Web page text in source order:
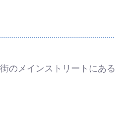
のメインストリートにあ